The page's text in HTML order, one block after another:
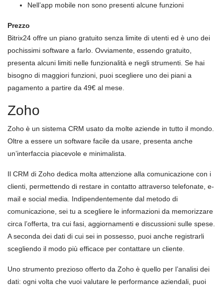
Nell’app mobile non sono presenti alcune funzioni
Prezzo
Bitrix24 offre un piano gratuito senza limite di utenti ed è uno dei
pochissimi software a farlo. Ovviamente, essendo gratuito,
presenta alcuni limiti nelle funzionalità e negli strumenti. Se hai
bisogno di maggiori funzioni, puoi scegliere uno dei piani a
pagamento a partire da 49€ al mese.
Zoho
Zoho è un sistema CRM usato da molte aziende in tutto il mondo.
Oltre a essere un software facile da usare, presenta anche
un’interfaccia piacevole e minimalista.
Il CRM di Zoho dedica molta attenzione alla comunicazione con i
clienti, permettendo di restare in contatto attraverso telefonate, e-
mail e social media. Indipendentemente dal metodo di
comunicazione, sei tu a scegliere le informazioni da memorizzare
circa l’offerta, tra cui fasi, aggiornamenti e discussioni sulle spese.
A seconda dei dati di cui sei in possesso, puoi anche registrarli
scegliendo il modo più efficace per contattare un cliente.
Uno strumento prezioso offerto da Zoho è quello per l’analisi dei
dati: ogni volta che vuoi valutare le performance aziendali, puoi